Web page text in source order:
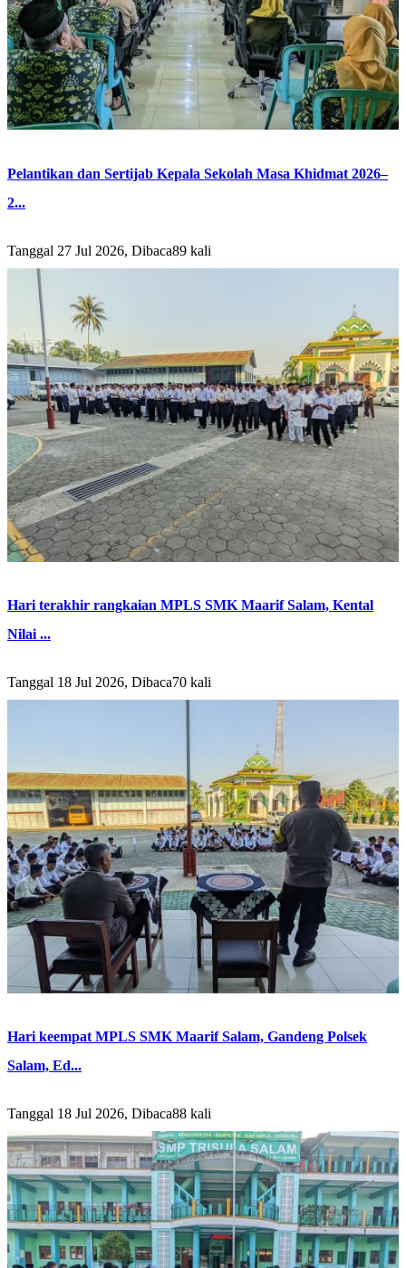
Pelantikan dan Sertijab Kepala Sekolah Masa Khidmat 2026–
2...
Tanggal 27 Jul 2026, Dibaca89 kali
Hari terakhir rangkaian MPLS SMK Maarif Salam, Kental
Nilai ...
Tanggal 18 Jul 2026, Dibaca70 kali
Hari keempat MPLS SMK Maarif Salam, Gandeng Polsek
Salam, Ed...
Tanggal 18 Jul 2026, Dibaca88 kali